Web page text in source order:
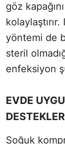
göz
kolaylaştırır.
yöntemi de
steril
enfeksiyon
EVDE
DESTEKLER
Soğuk